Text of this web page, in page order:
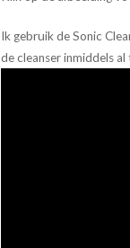
Ik gebruik de Sonic
de cleanser inmiddels